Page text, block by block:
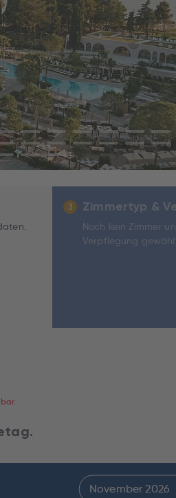
November 2026
3 Zimmertyp &
Noch kein Zimmer
Verpflegung